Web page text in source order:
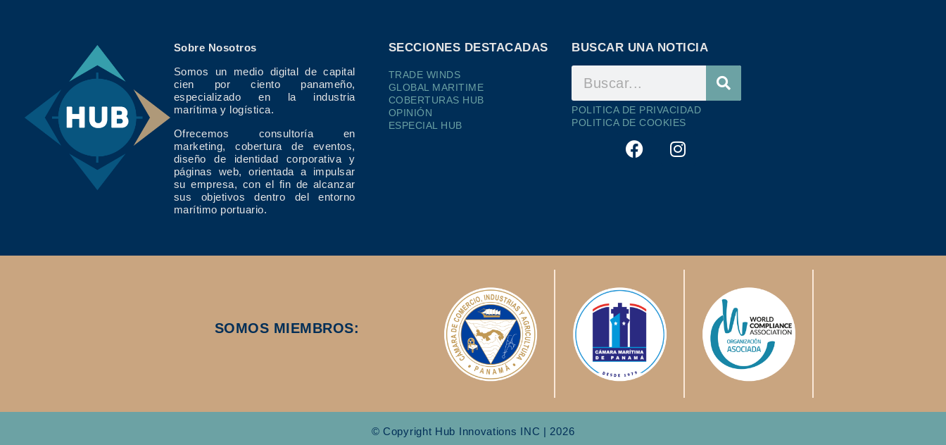
Sobre Nosotros
Somos un medio digital de capital
cien por ciento panameño,
especializado en la industria
marítima y logística.
Ofrecemos consultoría en
marketing, cobertura de eventos,
diseño de identidad corporativa y
páginas web, orientada a impulsar
su empresa, con el fin de alcanzar
sus objetivos dentro del entorno
marítimo portuario.
SECCIONES DESTACADAS
TRADE WINDS
GLOBAL MARITIME
COBERTURAS HUB
OPINIÓN
ESPECIAL HUB
BUSCAR UNA NOTICIA
POLITICA DE PRIVACIDAD
POLITICA DE COOKIES
SOMOS MIEMBROS:
© Copyright Hub Innovations INC | 2026